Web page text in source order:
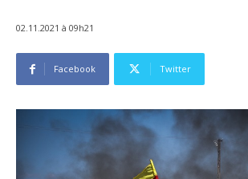
02.11.2021 à 09h21
Facebook Twitter